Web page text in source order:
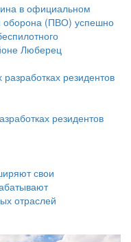
в официальном
оборона (ПВО) успешно
Люберец
резидентов
свои
отраслей